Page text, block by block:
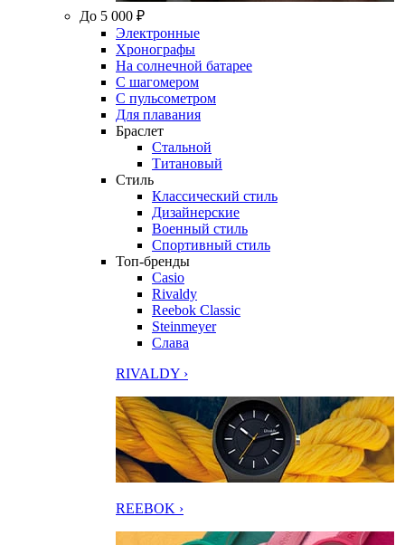
До 5 000 ₽
Электронные
Хронографы
На солнечной батарее
С шагомером
С пульсометром
Для плавания
Браслет
Стальной
Титановый
Стиль
Классический стиль
Дизайнерские
Военный стиль
Спортивный стиль
Топ-бренды
Casio
Rivaldy
Reebok Classic
Steinmeyer
Слава
RIVALDY ›
REEBOK ›